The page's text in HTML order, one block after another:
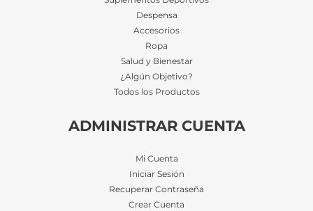
Despensa
Accesorios
Ropa
Salud y Bienestar
¿Algún Objetivo?
Todos los Productos
ADMINISTRAR CUENTA
Mi Cuenta
Iniciar Sesión
Recuperar Contraseña
Crear Cuenta